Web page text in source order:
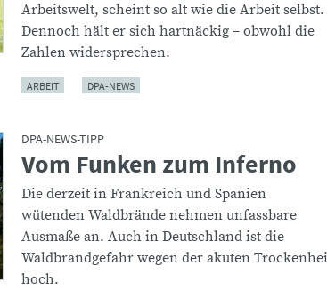
Arbeitswelt, scheint so alt wie die Arbeit selbst.
Dennoch hält er sich hartnäckig – obwohl die
Zahlen widersprechen.
ARBEIT DPA-NEWS
DPA-NEWS-TIPP
:Vom Funken zum Inferno
Die derzeit in Frankreich und Spanien
wütenden Waldbrände nehmen unfassbare
Ausmaße an. Auch in Deutschland ist die
Waldbrandgefahr wegen der akuten
hoch.